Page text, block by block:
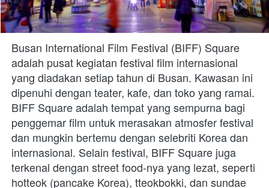
Busan International Film Festival (BIFF) Square
adalah pusat kegiatan festival film internasional
yang diadakan setiap tahun di Busan. Kawasan ini
dipenuhi dengan teater, kafe, dan toko yang ramai.
BIFF Square adalah tempat yang sempurna bagi
penggemar film untuk merasakan atmosfer festival
dan mungkin bertemu dengan selebriti Korea dan
internasional. Selain festival, BIFF Square juga
terkenal dengan street food-nya yang lezat, seperti
hotteok (pancake Korea), tteokbokki, dan sundae